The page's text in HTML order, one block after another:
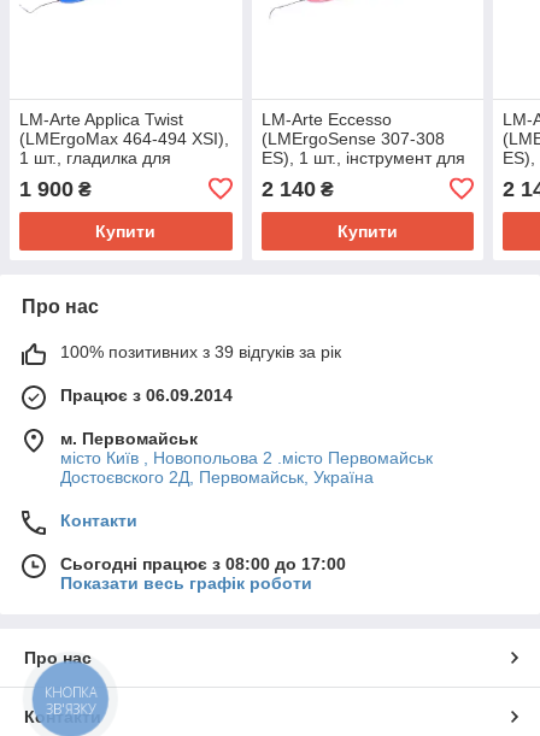
LM-Arte Applica Twist
(LMErgoMax 464-494 XSI),
1 шт., гладилка для
1 900 ₴
Купити
LM-Arte Eccesso
(LMErgoSense 307-308
ES), 1 шт., інструмент для
плоским. матеріалу, LM
Dental
2 140₴
Купити
LM-
ES),
2
Про нас
100% позитивних з 39 відгуків за рік
Працює з 06.09.2014
м. Первомайськ
місто Київ , Новопольова 2 .місто Первомайськ
Достоєвского 2Д, Первомайськ, Україна
Контакти
Сьогодні працює з 08:00 до 17:00
Показати весь графік роботи
Про нас
Контакти
КНОПКА
ЗВ'ЯЗКУ